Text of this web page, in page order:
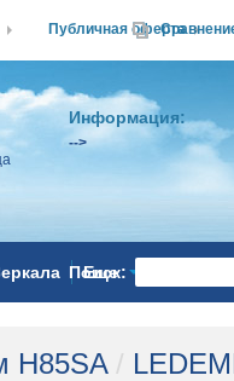
Информация:
-->
Еще
Поиск:
H85SA /
Публичная оферта